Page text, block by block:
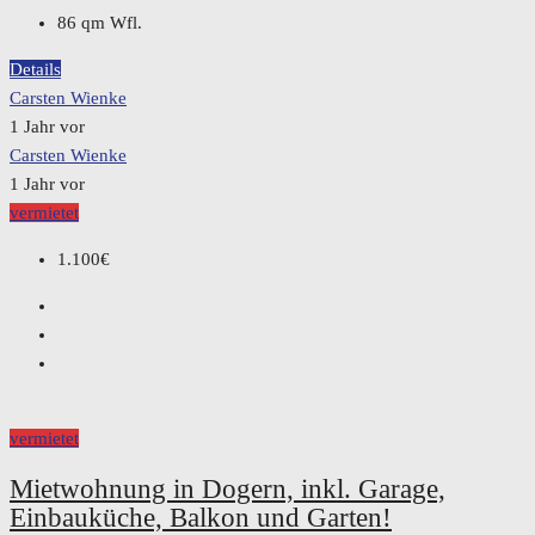
86 qm Wfl.
Details
Carsten Wienke
1 Jahr vor
Carsten Wienke
1 Jahr vor
vermietet
1.100€
vermietet
Mietwohnung in Dogern, inkl. Garage,
Einbauküche, Balkon und Garten!